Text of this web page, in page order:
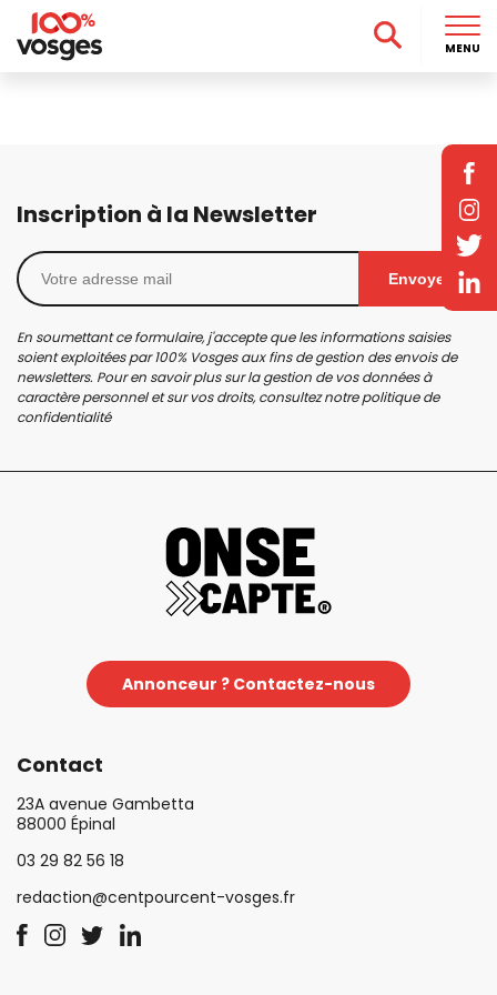
Inscription à la Newsletter
Envoyer
En soumettant ce formulaire, j'accepte que les informations saisies
soient exploitées par 100% Vosges aux fins de gestion des envois de
newsletters. Pour en savoir plus sur la gestion de vos données à
caractère personnel et sur vos droits, consultez notrepolitique de
confidentialité
Annonceur ? Contactez-nous
Contact
23A avenue Gambetta
88000 Épinal
03 29 82 56 18
redaction@centpourcent-vosges.fr
MENU